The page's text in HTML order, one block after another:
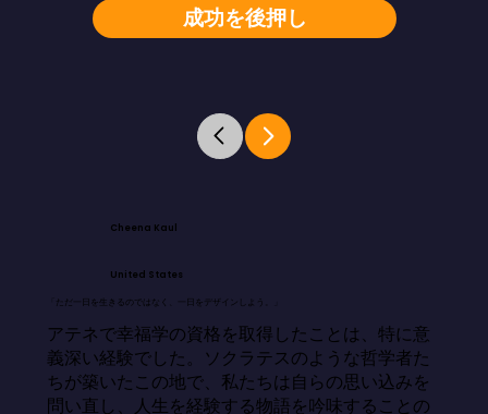
成功を後押し
Cheena Kaul
United States
「ただ一日を生きるのではなく、一日をデザインしよう。」
アテネで幸福学の資格を取得したことは、特に意
義深い経験でした。ソクラテスのような哲学者た
ちが築いたこの地で、私たちは自らの思い込みを
問い直し、人生を経験する物語を吟味することの